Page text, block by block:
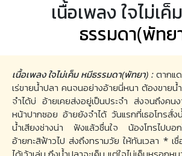
เนื้อเพลง ใจไม่เค็
ธรรมดา(พัทย
เนื้อเพลง ใจไม่เค็ม หมีธรรมดา(พัทยา) : ตากแ
เร่ขายน้ำปลา คนจนอย่างอ้ายนี่หนา ต้องขายน้
จำได้บ่ อ้ายเคยส่งอยู่เป็นประจำ ส่งจนถึงค
หน้าปากซอย อ้ายยังจำได้ วันแรกที่เธอโทรสั่
น้ำเสียงช่างน่า ฟังแล้วชื่นใจ น้องโทรไปบอก
อ้ายกะสิฟ้าวไป ส่งถึงทรามวัย ให้ทันเวลา * เ